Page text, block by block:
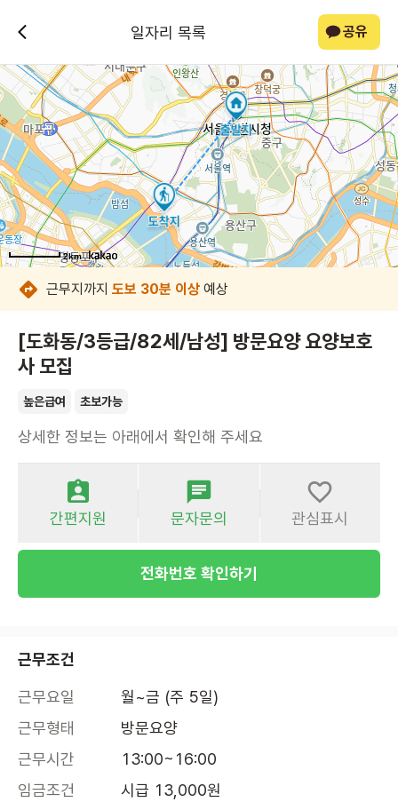
일자리 목록 공유
2km
2km
2km
2km
2km
2km
2km
2km
근무지까지 도보 30분 이상 예상
[도화동/3등급/82세/남성] 방문요양 요양보호
사 모집
높은급여 초보가능
상세한 정보는 아래에서 확인해 주세요
간편지원 문자문의 관심표시
전화번호 확인하기
근무조건
근무요일
월~금 (주 5일)
근무형태
방문요양
근무시간
13:00~16:00
임금조건
시급 13,000원